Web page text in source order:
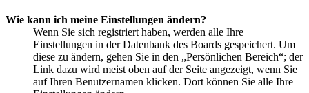
Wie kann ich meine Einstellungen ändern?
Wenn Sie sich registriert haben, werden alle Ihre
Einstellungen in der Datenbank des Boards gespeichert. Um
diese zu ändern, gehen Sie in den „Persönlichen Bereich“; der
Link dazu wird meist oben auf der Seite angezeigt, wenn Sie
auf Ihren Benutzernamen klicken. Dort können Sie alle Ihre